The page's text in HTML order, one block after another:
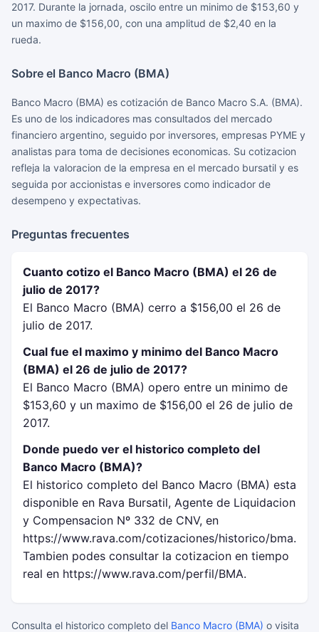
2017. Durante la jornada, oscilo entre un minimo de $153,60 y
un maximo de $156,00, con una amplitud de $2,40 en la
rueda.
Sobre el Banco Macro (BMA)
Banco Macro (BMA) es cotización de Banco Macro S.A. (BMA).
Es uno de los indicadores mas consultados del mercado
financiero argentino, seguido por inversores, empresas PYME y
analistas para toma de decisiones economicas. Su cotizacion
refleja la valoracion de la empresa en el mercado bursatil y es
seguida por accionistas e inversores como indicador de
desempeno y expectativas.
Preguntas frecuentes
Cuanto cotizo el Banco Macro (BMA) el 26 de
julio de 2017?
El Banco Macro (BMA) cerro a $156,00 el 26 de
julio de 2017.
Cual fue el maximo y minimo del Banco Macro
(BMA) el 26 de julio de 2017?
El Banco Macro (BMA) opero entre un minimo de
$153,60 y un maximo de $156,00 el 26 de julio de
2017.
Donde puedo ver el historico completo del
Banco Macro (BMA)?
El historico completo del Banco Macro (BMA) esta
disponible en Rava Bursatil, Agente de Liquidacion
y Compensacion Nº 332 de CNV, en
https://www.rava.com/cotizaciones/historico/bma.
Tambien podes consultar la cotizacion en tiempo
real en https://www.rava.com/perfil/BMA.
Consulta el historico completo del Banco Macro (BMA) o visita